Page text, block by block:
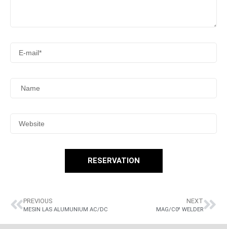
RESERVATION
PREVIOUS
MESIN LAS ALUMUNIUM AC/DC
NEXT
MAG/C0² WELDER